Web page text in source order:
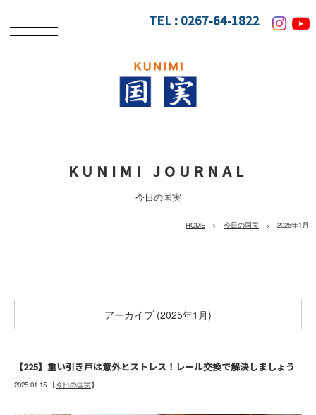
TEL : 0267-64-1822
KUNIMI JOURNAL
今日の国実
HOME > 今日の国実 > 2025年1月
アーカイブ (2025年1月)
【225】重い引き戸は意外とストレス！レール交換で解決しましょう
2025.01.15 【今日の国実】